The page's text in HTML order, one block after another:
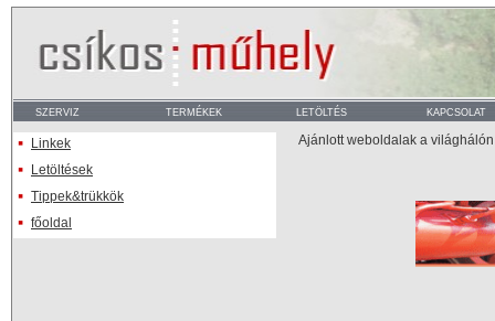
Linkek
Letöltések
Tippek&trükkök
főoldal
Ajánlott weboldalak a